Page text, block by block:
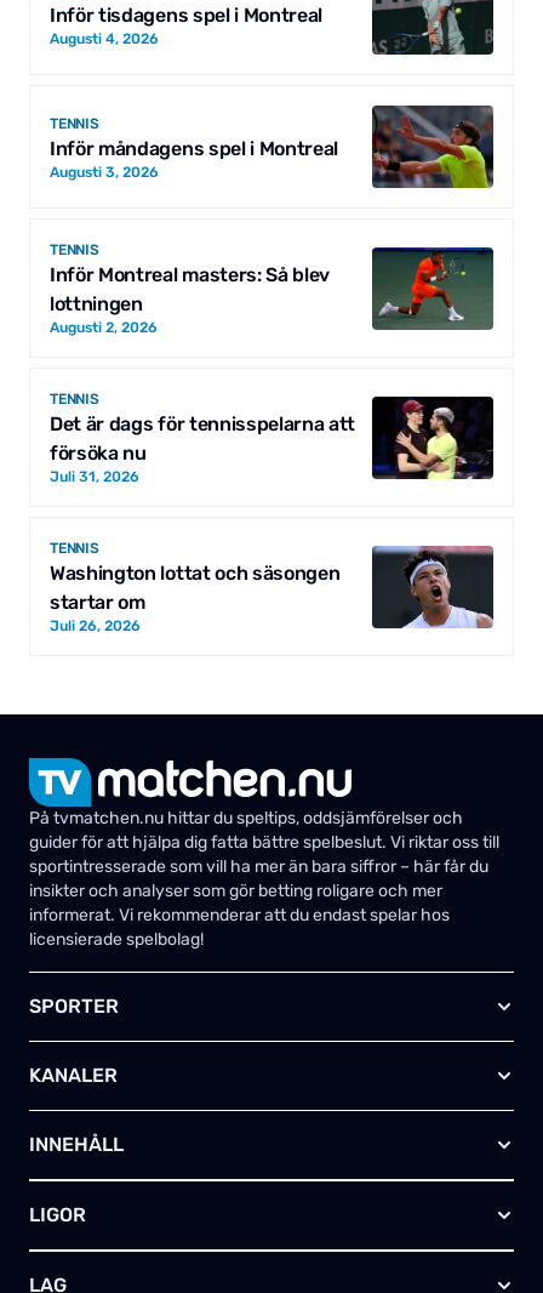
Inför tisdagens spel i Montreal
Augusti 4, 2026
TENNIS
Inför måndagens spel i Montreal
Augusti 3, 2026
TENNIS
Inför Montreal masters: Så blev
lottningen
Augusti 2, 2026
TENNIS
Det är dags för tennisspelarna att
försöka nu
Juli 31, 2026
TENNIS
Washington lottat och säsongen
startar om
Juli 26, 2026
På tvmatchen.nu hittar du speltips, oddsjämförelser och
guider för att hjälpa dig fatta bättre spelbeslut. Vi riktar oss till
sportintresserade som vill ha mer än bara siffror – här får du
insikter och analyser som gör betting roligare och mer
informerat. Vi rekommenderar att du endast spelar hos
licensierade spelbolag!
SPORTER
Ishockey
Amerikansk fotboll
Basket
KANALER
TV4 Play Sport Total
Kanal 5
HBO Max (SE)
INNEHÅLL
Kontakta oss
Annonsera
Skapa egen TV-tablå
LIGOR
LAG